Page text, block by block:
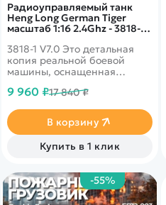
Радиоуправляемый танк
Heng Long German Tiger
масштаб 1:16 2.4Ghz - 3818-1
3818-1 V7.0 Это детальная
копия реальной боевой
машины, оснащенная
ик&nbsp;пушками. Версия
модель может участвовать
танковых боях посредством
инфракрасной пушки.
9 960 ₽17 840 ₽
В корзину
Купить в 1 клик
-55%